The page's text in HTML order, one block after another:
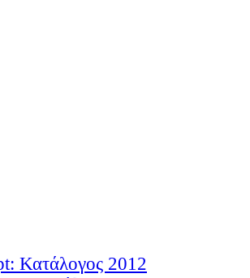
Κατάλογος 2012